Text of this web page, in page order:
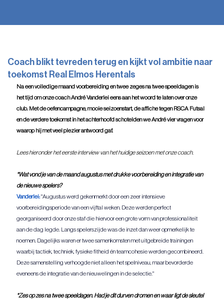
Coach blikt tevreden terug en kijkt vol ambitie naar
toekomst Real Elmos Herentals
Na een volledige maand voorbereiding en twee zeges na twee speeldagen is
het tijd om onze coach André Vanderlei eens aan het woord te laten over onze
club. Met de oefencampagne, mooie seizoenstart, de affiche tegen RSCA Futsal
en de verdere toekomst in het achterhoofd schotelden we André vier vragen voor
waarop hij met veel plezier antwoord gaf.
Lees hieronder het eerste interview van het huidige seizoen met onze coach.
*Wat vond je van de maand augustus met drukke voorbereiding en integratie van
de nieuwe spelers?
Vanderlei: "Augustus werd gekenmerkt door een zeer intensieve
voorbereidingsperiode van een vijftal weken. Deze werden perfect
georganiseerd door onze staf die hiervoor een grote vorm van professionaliteit
aan de dag legde. Langs spelerszijde was de inzet dan weer opmerkelijk te
noemen. Dagelijks waren er twee samenkomsten met uitgebreide trainingen
waarbij tactiek, techniek, fysieke fitheid én teamcohesie werden gecombineerd.
Deze samenstelling verhoogde niet alleen het spelniveau, maar bevorderde
eveneens de integratie van de nieuwelingen in de selectie."
*Zes op zes na twee speeldagen. Had je dit durven dromen en waar ligt de sleutel